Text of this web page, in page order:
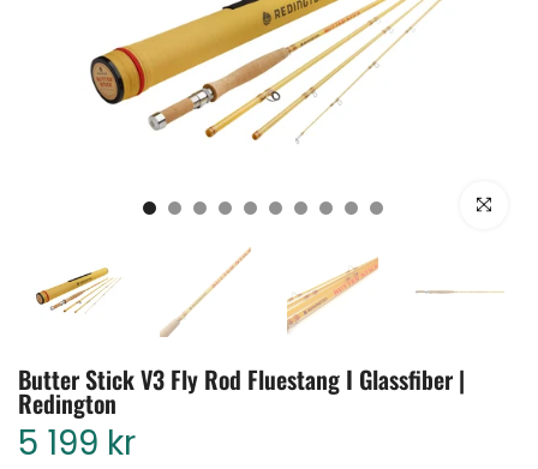
Klikk for å
Butter Stick V3 Fly Rod Fluestang I Glassfiber |
Redington
5 199 kr